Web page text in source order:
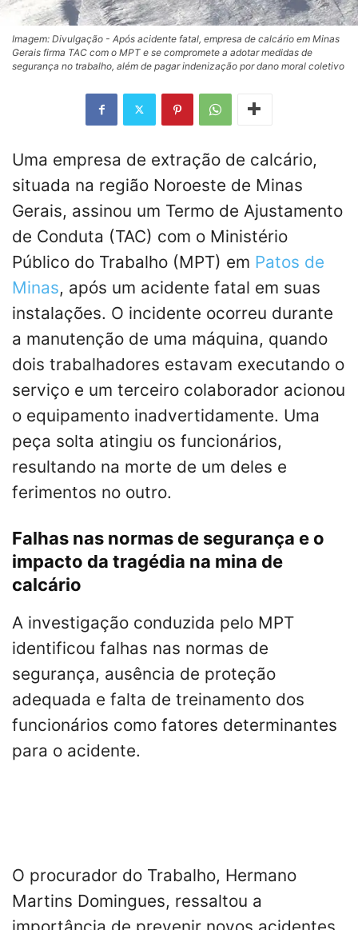
Imagem: Divulgação - Após acidente fatal, empresa de calcário em Minas
Gerais firma TAC com o MPT e se compromete a adotar medidas de
segurança no trabalho, além de pagar indenização por dano moral coletivo
Uma empresa de extração de calcário,
situada na região Noroeste de Minas
Gerais, assinou um Termo de Ajustamento
de Conduta (TAC) com o Ministério
Público do Trabalho (MPT) em Patos de
Minas, após um acidente fatal em suas
instalações. O incidente ocorreu durante
a manutenção de uma máquina, quando
dois trabalhadores estavam executando o
serviço e um terceiro colaborador acionou
o equipamento inadvertidamente. Uma
peça solta atingiu os funcionários,
resultando na morte de um deles e
ferimentos no outro.
Falhas nas normas de segurança e o
impacto da tragédia na mina de
calcário
A investigação conduzida pelo MPT
identificou falhas nas normas de
segurança, ausência de proteção
adequada e falta de treinamento dos
funcionários como fatores determinantes
para o acidente.
O procurador do Trabalho, Hermano
Martins Domingues, ressaltou a